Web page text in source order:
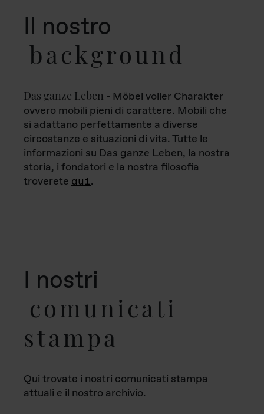
Il nostro
background
Das ganze Leben - Möbel voller Charakter
ovvero mobili pieni di carattere. Mobili che
si adattano perfettamente a diverse
circostanze e situazioni di vita. Tutte le
informazioni su Das ganze Leben, la nostra
storia, i fondatori e la nostra filosofia
troverete qui.
I nostri
comunicati
stampa
Qui trovate i nostri comunicati stampa
attuali e il nostro archivio.